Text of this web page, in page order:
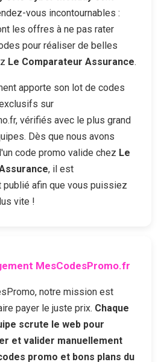
vous incontournables :
les offres à ne pas rater
pour réaliser de belles
Le Comparateur Assurance.
apporte son lot de codes
sur
vérifiés avec le plus grand
Dès que nous avons
code promo valide chez Le
, il est
publié afin que vous puissiez
vite !
MesCodesPromo.fr
notre mission est
payer le juste prix. Chaque
scrute le web pour
et valider manuellement
promo et bons plans du